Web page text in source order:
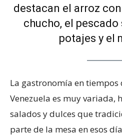
destacan el arroz
chucho, el
potajes y el
La gastronomía en tiempos
Venezuela es muy variada,
salados y dulces que
parte de la mesa en esos